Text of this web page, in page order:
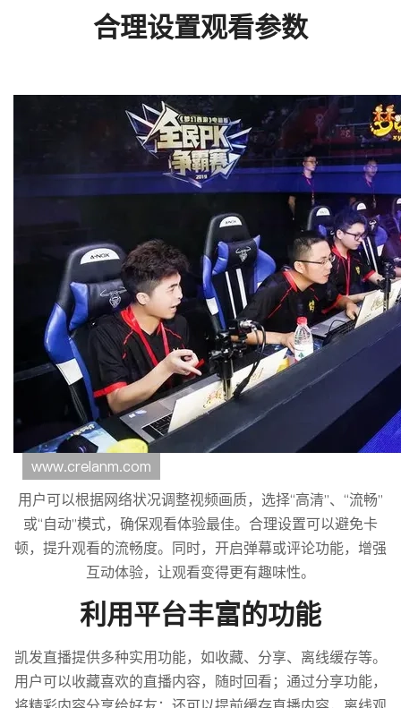
合理设置观看参数
用户可以根据网络状况调整视频画质，选择“高清”、“流畅”
或“自动”模式，确保观看体验最佳。合理设置可以避免卡
顿，提升观看的流畅度。同时，开启弹幕或评论功能，增强
互动体验，让观看变得更有趣味性。
利用平台丰富的功能
凯发直播提供多种实用功能，如收藏、分享、离线缓存等。
用户可以收藏喜欢的直播内容，随时回看；通过分享功能，